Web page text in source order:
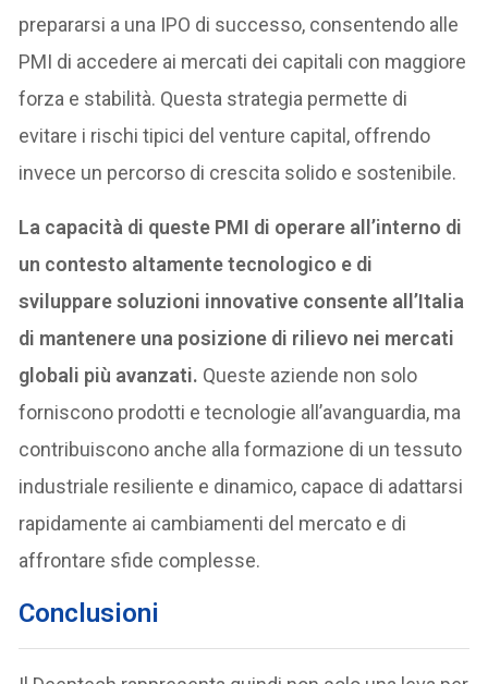
prepararsi a una IPO di successo, consentendo alle
PMI di accedere ai mercati dei capitali con maggiore
forza e stabilità. Questa strategia permette di
evitare i rischi tipici del venture capital, offrendo
invece un percorso di crescita solido e sostenibile.
La capacità di queste PMI di operare all’interno di
un contesto altamente tecnologico e di
sviluppare soluzioni innovative consente all’Italia
di mantenere una posizione di rilievo nei mercati
globali più avanzati. Queste aziende non solo
forniscono prodotti e tecnologie all’avanguardia, ma
contribuiscono anche alla formazione di un tessuto
industriale resiliente e dinamico, capace di adattarsi
rapidamente ai cambiamenti del mercato e di
affrontare sfide complesse.
Conclusioni